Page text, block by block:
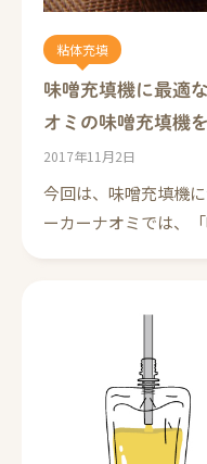
粘体充填
味噌充填機に最適
オミの味噌充填機
2017年11月2日
今回は、味噌充填機
ーカーナオミでは、